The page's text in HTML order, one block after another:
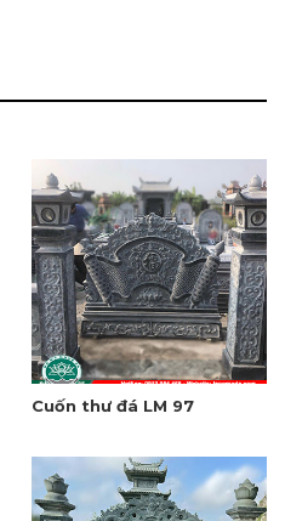
Cuốn thư đá LM 97